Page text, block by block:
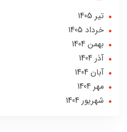
تير 1405
خرداد 1405
بهمن 1404
آذر 1404
آبان 1404
مهر 1404
شهریور 1404